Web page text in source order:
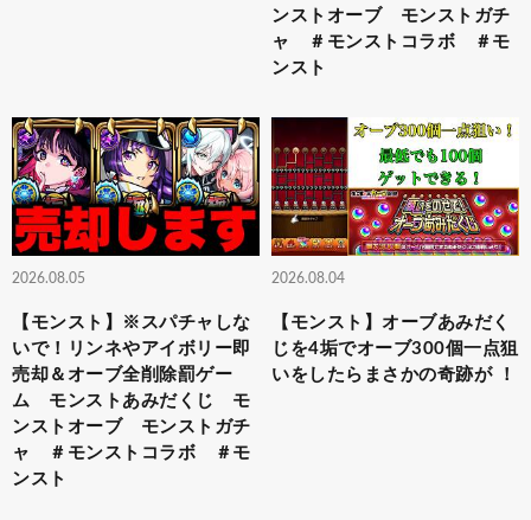
ンストオーブ モンストガチ
ャ ＃モンストコラボ ＃モ
ンスト
2026.08.05
【モンスト】※スパチャしな
いで！リンネやアイボリー即
売却＆オーブ全削除罰ゲー
ム モンストあみだくじ モ
ンストオーブ モンストガチ
ャ ＃モンストコラボ ＃モ
ンスト
2026.08.04
【モンスト】オーブあみだく
じを4垢でオーブ300個一点狙
いをしたらまさかの奇跡が ！